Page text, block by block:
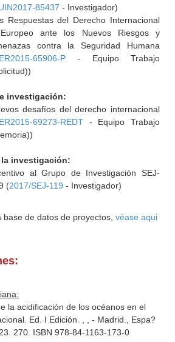
85437 - Investigador)
Respuestas del Derecho Internacional
ante los Nuevos Riesgos y
contra la Seguridad Humana
65906-P- Equipo Trabajo
investigación:
desafíos del derecho internacional
69273-REDT- Equipo Trabajo
la investigación:
al Grupo de Investigación SEJ-
(2017/SEJ-119 - Investigador)
de datos de proyectos, véase aqui
la acidificación de los océanos en el
Ed. I Edición. , , - Madrid., Espa?
270. ISBN 978-84-1163-173-0